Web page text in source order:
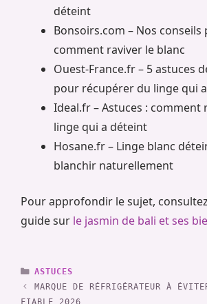
déteint
Bonsoirs.com – Nos
comment raviver le blanc
Ouest-France.fr – 5 astuces
pour récupérer du linge qui
Ideal.fr – Astuces : comment
linge qui a déteint
Hosane.fr – Linge blanc
blanchir naturellement
Pour approfondir le sujet,
guide sur le jasmin de bali et ses
CATÉGORIES
ASTUCES
MARQUE DE RÉFRIGÉRATEUR À
FIABLE 2026